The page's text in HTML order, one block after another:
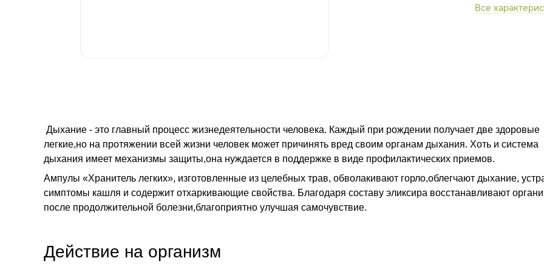
Все
Дыхание - это главный процесс жизнедеятельности человека. Каждый при рождении получает две здоровые
легкие,но на протяжении всей жизни человек может причинять вред своим органам дыхания. Хоть и система
дыхания имеет механизмы защиты,она нуждается в поддержке в виде профилактических приемов.
Ампулы «Хранитель легких», изготовленные из целебных трав, обволакивают горло,облегчают дыхание,
симптомы кашля и содержит отхаркивающие свойства. Благодаря составу эликсира восстанавливают
после продолжительной болезни,благоприятно улучшая самочувствие.
Действие на организм